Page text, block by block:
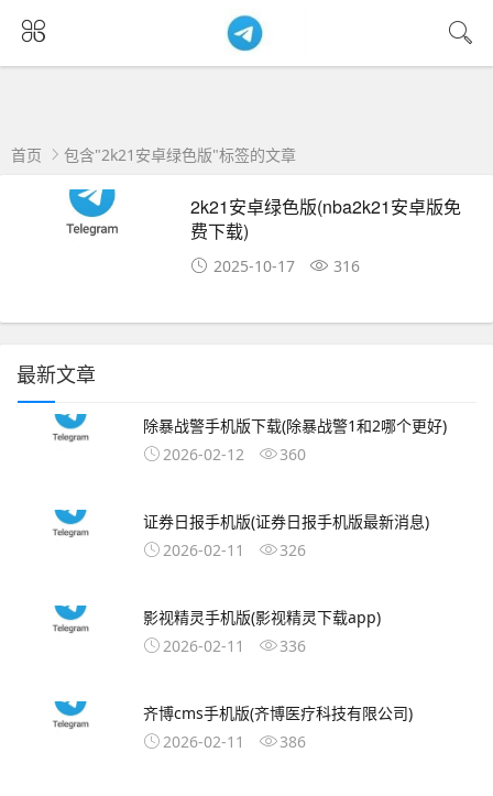
首页 包含"2k21安卓绿色版"标签的文章
2k21安卓绿色版(nba2k21安卓版免
费下载)
2025-10-17 316
最新文章
除暴战警手机版下载(除暴战警1和2哪个更好)
2026-02-12
360
证券日报手机版(证券日报手机版最新消息)
2026-02-11
326
影视精灵手机版(影视精灵下载app)
2026-02-11
336
齐博cms手机版(齐博医疗科技有限公司)
2026-02-11
386